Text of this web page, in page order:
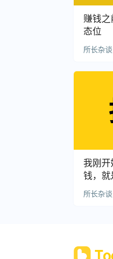
赚钱
态位
所长杂谈
我刚开
钱，就
所长杂谈